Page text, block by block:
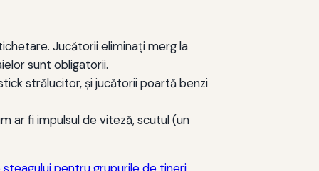
Jucătorii eliminați merg la
sunt obligatorii.
strălucitor, și jucătorii poartă benzi
ar fi impulsul de viteză, scutul (un